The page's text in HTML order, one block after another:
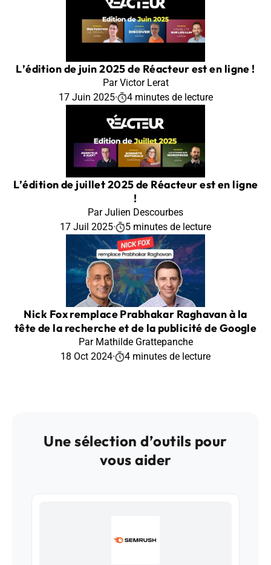
L’édition de juin 2025 de Réacteur est en ligne !
Par Victor Lerat
17 Juin 2025· 4 minutes de lecture
L’édition de juillet 2025 de Réacteur est en ligne
!
Par Julien Descourbes
17 Juil 2025· 5 minutes de lecture
Nick Fox remplace Prabhakar Raghavan à la
tête de la recherche et de la publicité de Google
Par Mathilde Grattepanche
18 Oct 2024· 4 minutes de lecture
Une sélection d’outils pour
vous aider